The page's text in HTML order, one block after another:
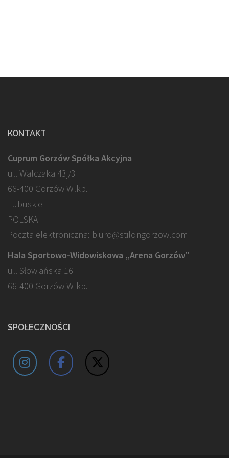
KONTAKT
Cuprum Gorzów Spółka Akcyjna
ul. Walczaka 43j/3
66-400 Gorzów Wlkp.
Lubuskie
POLSKA
Poczta elektroniczna: biuro@stilongorzow.com
Hala Sportowo-Widowiskowa „Arena Gorzów”
ul. Słowiańska 16
66-400 Gorzów Wlkp.
SPOŁECZNOŚCI